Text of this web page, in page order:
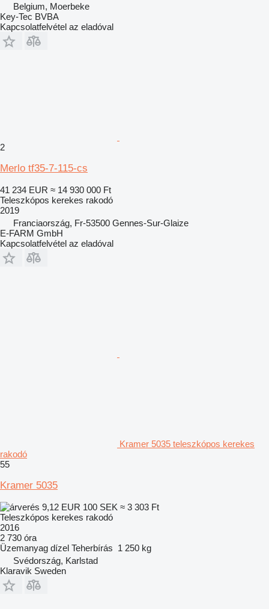
Belgium, Moerbeke
Key-Tec BVBA
Kapcsolatfelvétel az eladóval
2
Merlo tf35-7-115-cs
41 234 EUR ≈ 14 930 000 Ft
Teleszkópos kerekes rakodó
2019
Franciaország, Fr-53500 Gennes-Sur-Glaize
E-FARM GmbH
Kapcsolatfelvétel az eladóval
Kramer 5035 teleszkópos kerekes
rakodó
55
Kramer 5035
9,12 EUR 100 SEK ≈ 3 303 Ft
Teleszkópos kerekes rakodó
2016
2 730 óra
Üzemanyag dízel Teherbírás 1 250 kg
Svédország, Karlstad
Klaravik Sweden